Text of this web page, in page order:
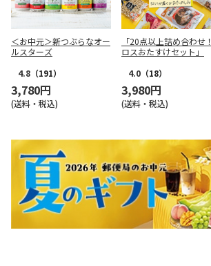
＜お中元＞新つぶらなオー
ルスターズ
4.8 （191）
3,780円
(送料・税込)
「20点以上詰め合わせ！
ロスおたすけセット」
4.0 （18）
3,980円
(送料・税込)